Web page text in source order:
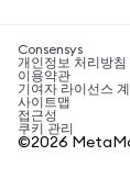
SHIB 매수
BNB 매수
암호화폐 세금 뉴스
암호화폐 매수 방법
비트코인 매도 방법
Consensys
개인정보 처리방침
이용약관
기여자 라이선스
사이트맵
접근성
쿠키 관리
©2026